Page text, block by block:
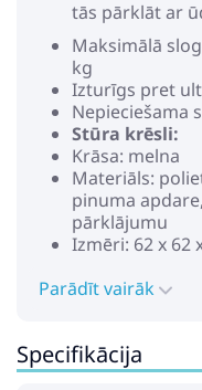
tās pārklāt ar
Maksimālā
kg
Izturīgs pret
Nepieciešama
Stūra krēsli:
Krāsa: melna
Materiāls:
pinuma
pārklājumu
Izmēri: 62 x 62
Sēdekļa izmēri:
Krāsa: melna
Materiāls:
Parādīt vairāk
Specifikācija